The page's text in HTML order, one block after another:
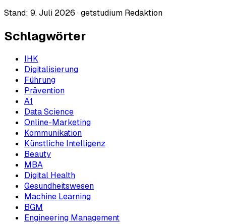
Stand: 9. Juli 2026 ·getstudium Redaktion
Schlagwörter
IHK
Digitalisierung
Führung
Prävention
A1
Data Science
Online-Marketing
Kommunikation
Künstliche Intelligenz
Beauty
MBA
Digital Health
Gesundheitswesen
Machine Learning
BGM
Engineering Management